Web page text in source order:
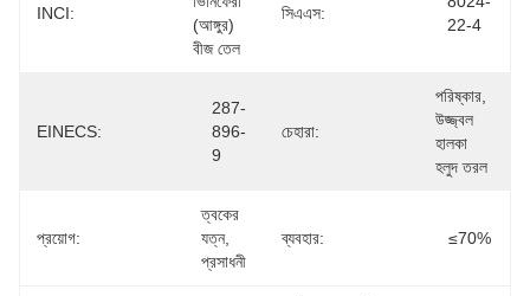
INCI:
(আঙ্গুর)
বীজ তেল
সিএএস:
22-4
EINECS:
287-
896-
9
চেহারা:
পরিষ্কার,
উজ্জ্বল
হালকা
হলুদ তরল
প্রয়োগ:
ত্বকের
যত্ন,
প্রসাধনী
ব্যবহার: ≤70%